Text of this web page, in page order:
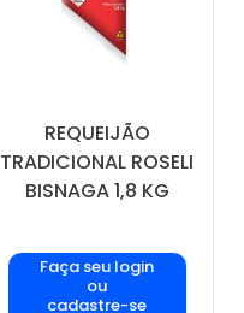
REQUEIJÃO
TRADICIONAL ROSELI
BISNAGA 1,8 KG
Faça seu login
ou
cadastre-se